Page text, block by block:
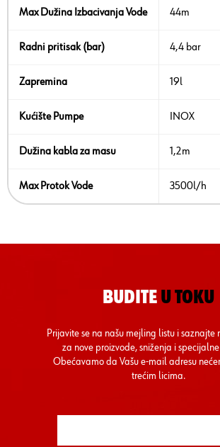
Max Dužina Izbacivanja Vode 44m
Radni pritisak (bar) 4,4 bar
Zapremina 19l
Kućište Pumpe INOX
Dužina kabla za masu 1,2m
Max Protok Vode 3500l/h
BUDITE U TOKU
Prijavite se na našu mejling listu i saznajte
za nove proizvode, sniženja i
Obećavamo da Vašu e-mail adresu
trećim licima.